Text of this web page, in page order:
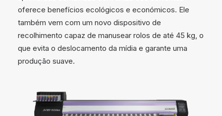
oferece benefícios ecológicos e económicos. Ele
também vem com um novo dispositivo de
recolhimento capaz de manusear rolos de até 45 kg, o
que evita o deslocamento da mídia e garante uma
produção suave.